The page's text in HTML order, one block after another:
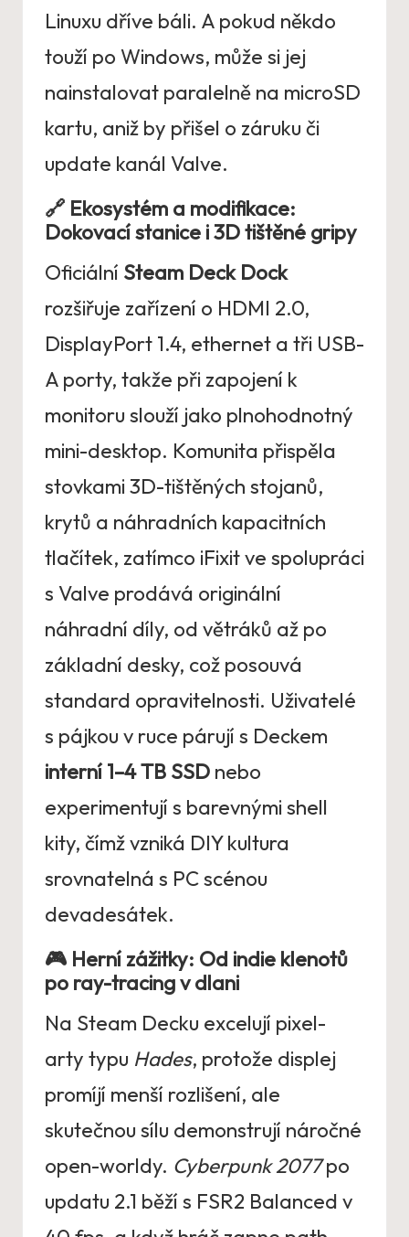
Linuxu dříve báli. A pokud někdo
touží po Windows, může si jej
nainstalovat paralelně na microSD
kartu, aniž by přišel o záruku či
update kanál Valve.
🔗 Ekosystém a modifikace:
Dokovací stanice i 3D tištěné gripy
Oficiální Steam Deck Dock
rozšiřuje zařízení o HDMI 2.0,
DisplayPort 1.4, ethernet a tři USB-
A porty, takže při zapojení k
monitoru slouží jako plnohodnotný
mini-desktop. Komunita přispěla
stovkami 3D-tištěných stojanů,
krytů a náhradních kapacitních
tlačítek, zatímco iFixit ve spolupráci
s Valve prodává originální
náhradní díly, od větráků až po
základní desky, což posouvá
standard opravitelnosti. Uživatelé
s pájkou v ruce párují s Deckem
interní 1–4 TB SSD nebo
experimentují s barevnými shell
kity, čímž vzniká DIY kultura
srovnatelná s PC scénou
devadesátek.
🎮 Herní zážitky: Od indie klenotů
po ray-tracing v dlani
Na Steam Decku excelují pixel-
arty typu Hades, protože displej
promíjí menší rozlišení, ale
skutečnou sílu demonstrují náročné
open-worldy. Cyberpunk 2077po
updatu 2.1 běží s FSR2 Balanced v